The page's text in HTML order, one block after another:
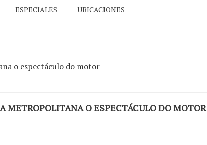
ESPECIALES UBICACIONES
o espectáculo do motor
METROPOLITANA O ESPECTÁCULO DO MOTOR